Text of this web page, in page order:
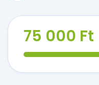
75 000 Ft